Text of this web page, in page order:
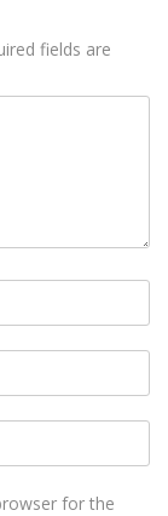
fields are
for the